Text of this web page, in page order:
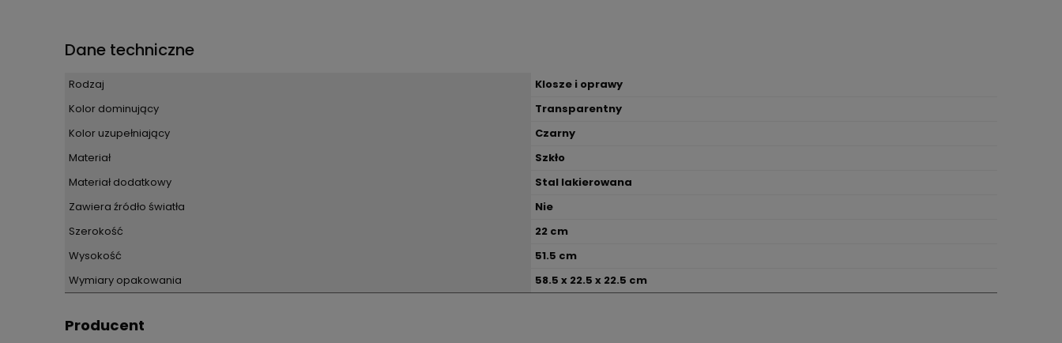
Dane techniczne
Rodzaj
Klosze i oprawy
Kolor dominujący
Transparentny
Kolor uzupełniający
Czarny
Materiał
Szkło
Materiał dodatkowy
Stal lakierowana
Zawiera źródło światła
Nie
Szerokość
22 cm
Wysokość
51.5 cm
Wymiary opakowania
58.5 x 22.5 x 22.5 cm
Producent